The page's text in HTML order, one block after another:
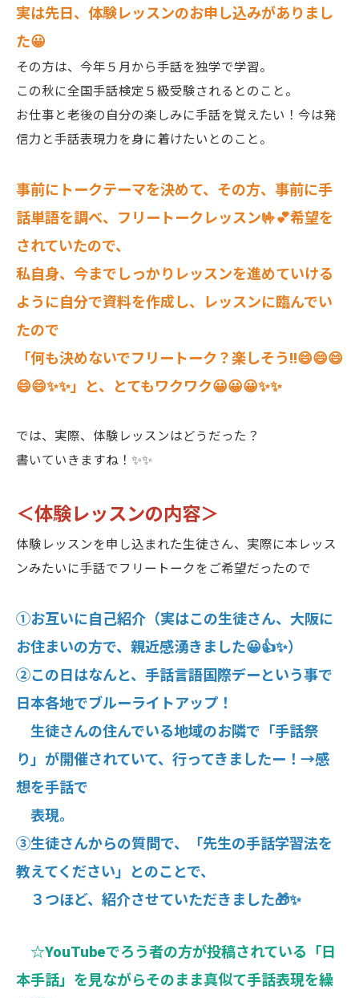
実は先日、体験レッスンのお申し込みがありまし
た😀
その方は、今年５月から手話を独学で学習。
この秋に全国手話検定５級受験されるとのこと。
お仕事と老後の自分の楽しみに手話を覚えたい！今は発
信力と手話表現力を身に着けたいとのこと。
事前にトークテーマを決めて、その方、事前に手
話単語を調べ、フリートークレッスン🤟💕希望を
されていたので、
私自身、今までしっかりレッスンを進めていける
ように自分で資料を作成し、レッスンに臨んでい
たので
「何も決めないでフリートーク？楽しそう‼😄😄😄
😄😄✨✨」と、とてもワクワク😀😀😀✨✨
では、実際、体験レッスンはどうだった？
書いていきますね！✨✨
＜体験レッスンの内容＞
体験レッスンを申し込まれた生徒さん、実際に本レッス
ンみたいに手話でフリートークをご希望だったので
①お互いに自己紹介（実はこの生徒さん、大阪に
お住まいの方で、親近感湧きました😀👍✨）
②この日はなんと、手話言語国際デーという事で
日本各地でブルーライトアップ！
生徒さんの住んでいる地域のお隣で「手話祭
り」が開催されていて、行ってきましたー！→感
想を手話で
表現。
③生徒さんからの質問で、「先生の手話学習法を
教えてください」とのことで、
３つほど、紹介させていただきました🎁✨
☆YouTubeでろう者の方が投稿されている「日
本手話」を見ながらそのまま真似て手話表現を繰